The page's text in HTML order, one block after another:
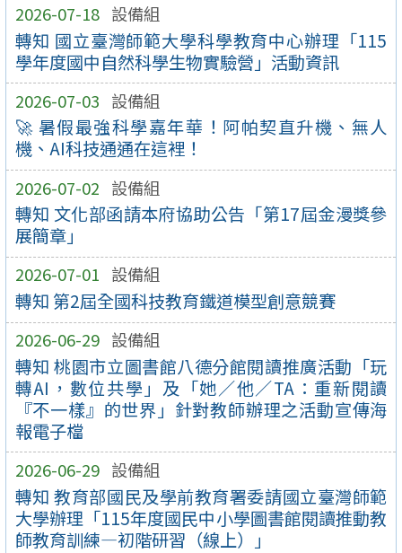
2026-07-18 設備組
轉知 國立臺灣師範大學科學教育中心辦理「115
學年度國中自然科學生物實驗營」活動資訊
2026-07-03 設備組
🚀 暑假最強科學嘉年華！阿帕契直升機、無人
機、AI科技通通在這裡！
2026-07-02 設備組
轉知 文化部函請本府協助公告「第17屆金漫獎參
展簡章」
2026-07-01 設備組
轉知 第2屆全國科技教育鐵道模型創意競賽
2026-06-29 設備組
轉知 桃園市立圖書館八德分館閱讀推廣活動「玩
轉AI，數位共學」及「她／他／TA：重新閱讀
『不一樣』的世界」針對教師辦理之活動宣傳海
報電子檔
2026-06-29 設備組
轉知 教育部國民及學前教育署委請國立臺灣師範
大學辦理「115年度國民中小學圖書館閱讀推動教
師教育訓練—初階研習（線上）」